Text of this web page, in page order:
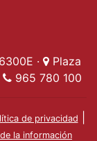
dede
Dénia
Actualidad
·
Plaza
965 780 100
de privacidad
la información